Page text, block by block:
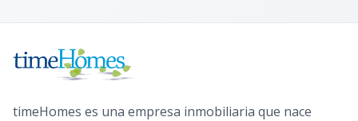
timeHomes es una empresa inmobiliaria que nace